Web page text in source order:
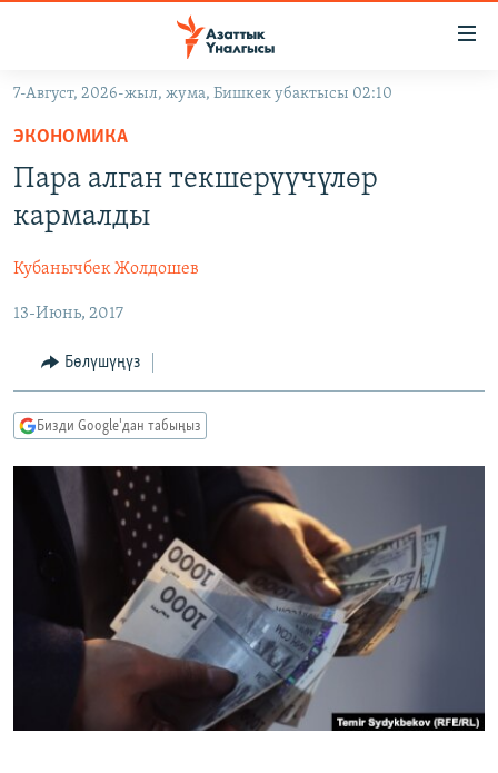
Навигацияга
өтүңүз
Издөөгө
салыңызКЫРГЫЗСТАН
ЭКОНОМИКА
МАДАНИЯТ
ДҮЙНӨ
БОРБОР АЗИЯ
УКРАИНА
АТАЙЫН ИЛИКТӨӨ
ТВ ПРОГРАММАЛАР
БҮГҮН АЗАТТЫКТА
БИЗ ЖАНА ДҮЙНӨ
ДАНИСТЕ
ЭЖЕ-СИҢДИЛЕР
АЗАТТЫК+
ЫҢГАЙСЫЗ СУРООЛОР
ПОДКАСТ
ӨЗГӨЧӨ ПИКИР
ОНЛАЙН ШЕРИНЕ
ЭЕ/АРнун бардык сайттары
7-Август, 2026-жыл, жума, Бишкек убактысы 02:10
ЭКОНОМИКА
Пара алган текшерүүчүлөр
кармалды
Кубанычбек Жолдошев
13-Июнь, 2017
Бөлүшүңүз
Бизди Google'дан табыңыз